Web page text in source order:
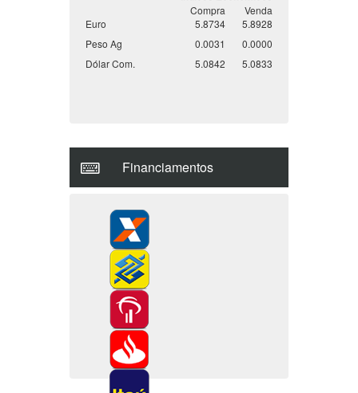
Compra
Venda
Euro
5.8734
5.8928
Peso Ag
0.0031
0.0000
Dólar Com.
5.0842 5.0833
Financiamentos